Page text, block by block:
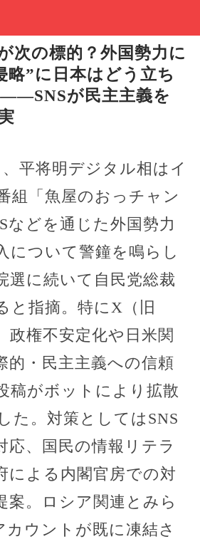
次の標的？外国勢力に
略”に日本はどう立ち
が民主主義を
、平将明デジタル相はイ
組「魚屋のおっチャン
などを通じた外国勢力
について警鐘を鳴らし
選に続いて自民党総裁
と指摘。特にX（旧
政権不安定化や日米関
的・民主主義への信頼
稿がボットにより拡散
た。対策としてはSNS
応、国民の情報リテラ
による内閣官房での対
案。ロシア関連とみら
ウントが既に凍結さ